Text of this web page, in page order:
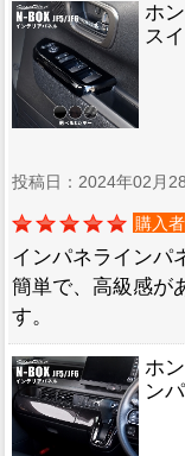
ホ
ス
投稿日：2024年02月
購入者
インパネラインパ
簡単で、高級感が
す。
ホ
ン